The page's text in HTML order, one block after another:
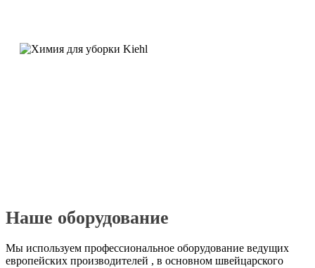
Наше оборудование
Мы используем профессиональное оборудование ведущих
европейских производителей , в основном швейцарского